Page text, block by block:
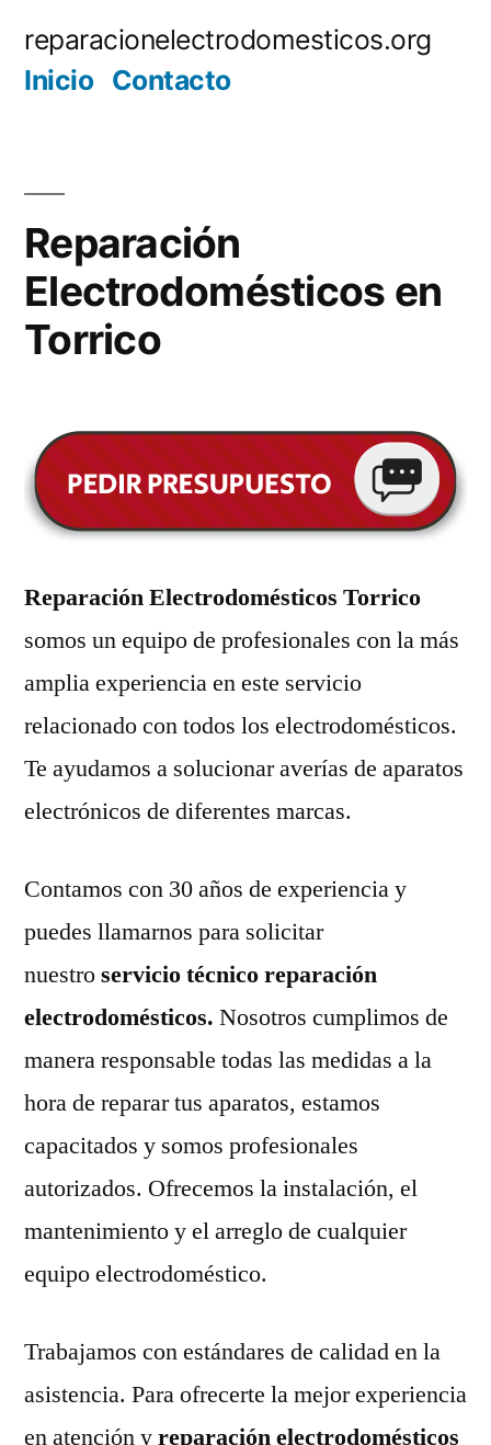
reparacionelectrodomesticos.org
Inicio Contacto
Reparación
Electrodomésticos en
Torrico
Reparación Electrodomésticos Torrico
somos un equipo de profesionales con la más
amplia experiencia en este servicio
relacionado con todos los electrodomésticos.
Te ayudamos a solucionar averías de aparatos
electrónicos de diferentes marcas.
Contamos con 30 años de experiencia y
puedes llamarnos para solicitar
nuestroservicio técnico reparación
electrodomésticos. Nosotros cumplimos de
manera responsable todas las medidas a la
hora de reparar tus aparatos, estamos
capacitados y somos profesionales
autorizados. Ofrecemos la instalación, el
mantenimiento y el arreglo de cualquier
equipo electrodoméstico.
Trabajamos con estándares de calidad en la
asistencia. Para ofrecerte la mejor experiencia
en atención yreparación electrodomésticos